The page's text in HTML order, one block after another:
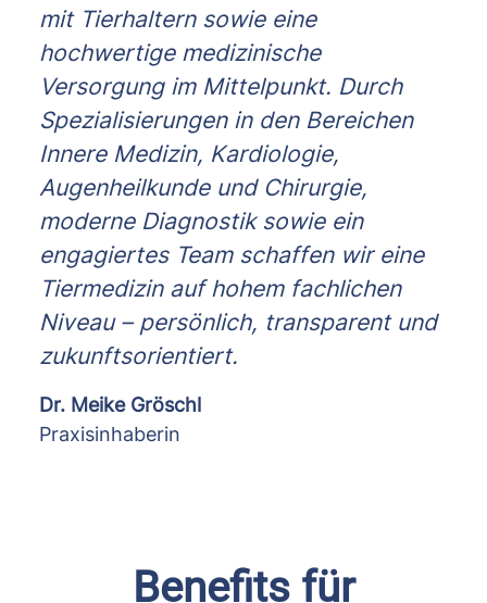
mit Tierhaltern sowie eine
hochwertige medizinische
Versorgung im Mittelpunkt. Durch
Spezialisierungen in den Bereichen
Innere Medizin, Kardiologie,
Augenheilkunde und Chirurgie,
moderne Diagnostik sowie ein
engagiertes Team schaffen wir eine
Tiermedizin auf hohem fachlichen
Niveau – persönlich, transparent und
zukunftsorientiert.
Dr. Meike Gröschl
Praxisinhaberin
Benefits für